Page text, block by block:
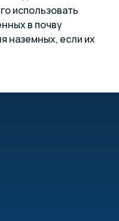
использовать
в почву
наземных, если их